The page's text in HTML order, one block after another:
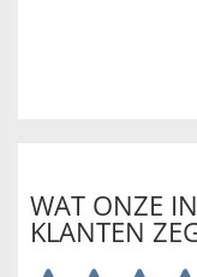
WAT ONZE
KLANTEN